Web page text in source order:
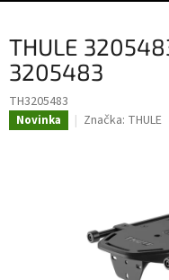
THULE
3205483
TH3205483
Novinka Značka: THULE